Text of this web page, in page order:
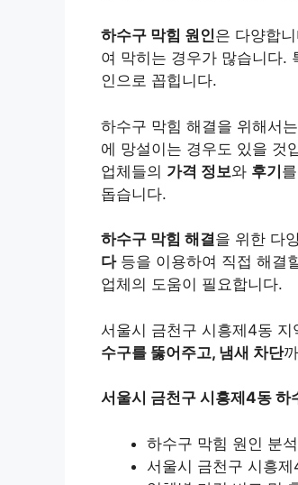
하수구 막힘 원인은 다양합
여 막히는 경우가 많습니다.
인으로 꼽힙니다.
하수구 막힘 해결을 위해서
에 망설이는 경우도 있을 것
업체들의 가격 정보와 후기
돕습니다.
하수구 막힘 해결을 위한 다
다등을 이용하여 직접 해결
업체의 도움이 필요합니다.
서울시 금천구 시흥제4동
수구를 뚫어주고, 냄새 차단
서울시 금천구 시흥제4동 하
하수구 막힘 원인 분
서울시 금천구 시흥